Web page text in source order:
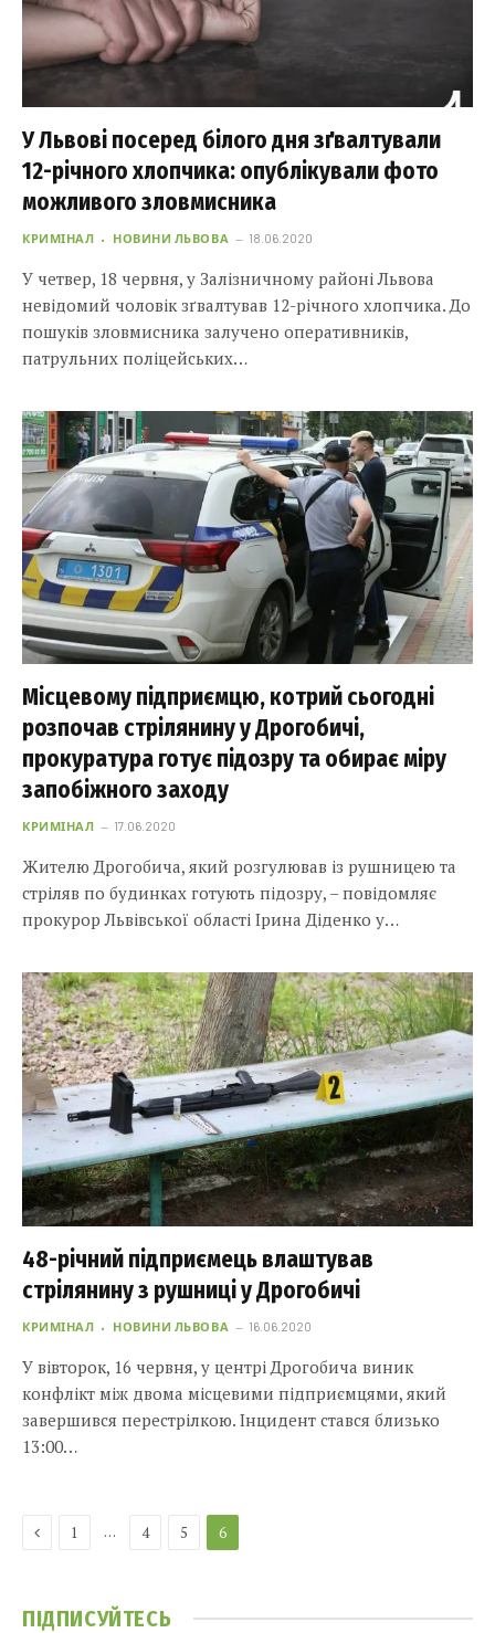
У Львові посеред білого дня зґвалтували
12-річного хлопчика: опублікували фото
можливого зловмисника
КРИМІНАЛ НОВИНИ ЛЬВОВА 18.06.2020
У четвер, 18 червня, у Залізничному районі Львова
невідомий чоловік зґвалтував 12-річного хлопчика. До
пошуків зловмисника залучено оперативників,
патрульних поліцейських…
Місцевому підприємцю, котрий сьогодні
розпочав стрілянину у Дрогобичі,
прокуратура готує підозру та обирає міру
запобіжного заходу
КРИМІНАЛ 17.06.2020
Жителю Дрогобича, який розгулював із рушницею та
стріляв по будинках готують підозру, – повідомляє
прокурор Львівської області Ірина Діденко у…
48-річний підприємець влаштував
стрілянину з рушниці у Дрогобичі
КРИМІНАЛ НОВИНИ ЛЬВОВА 16.06.2020
У вівторок, 16 червня, у центрі Дрогобича виник
конфлікт між двома місцевими підприємцями, який
завершився перестрілкою. Інцидент стався близько
13:00…
Previous
1 … 4 5 6
ПІДПИСУЙТЕСЬ